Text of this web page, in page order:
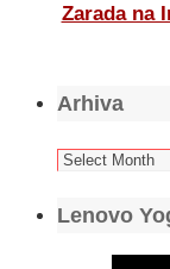
Zarada na
Arhiva
Arhiva
Lenovo